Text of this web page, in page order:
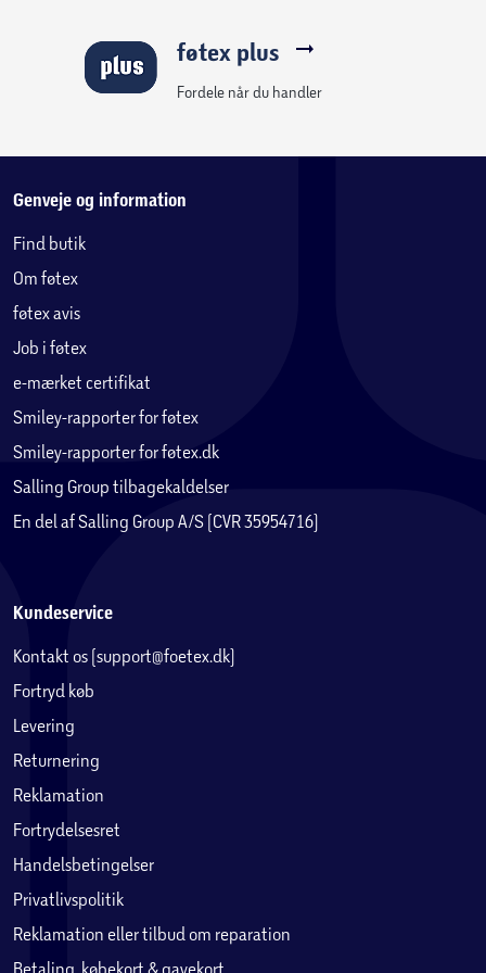
føtex plus
Fordele når du handler
Genveje og information
Find butik
Om føtex
føtex avis
Job i føtex
e-mærket certifikat
Smiley-rapporter for føtex
Smiley-rapporter for føtex.dk
Salling Group tilbagekaldelser
En del af Salling Group A/S (CVR 35954716)
Kundeservice
Kontakt os (support@foetex.dk)
Fortryd køb
Levering
Returnering
Reklamation
Fortrydelsesret
Handelsbetingelser
Privatlivspolitik
Reklamation eller tilbud om reparation
Betaling, købekort & gavekort